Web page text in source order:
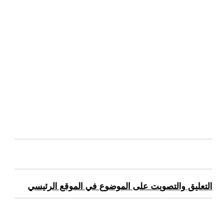
التعليق والتصويت على الموضوع في الموقع الرئيسي